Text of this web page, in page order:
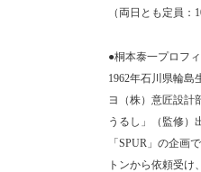
（両日とも定員
●桐本泰一プロフ
1962年石川県輪島
ヨ（株）意匠設計
うるし」（監修）
「SPUR」の企画
トンから依頼受け